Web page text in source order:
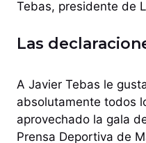
Tebas, presidente de
Las
A Javier Tebas le
absolutamente todos
aprovechado la gala
Prensa Deportiva de